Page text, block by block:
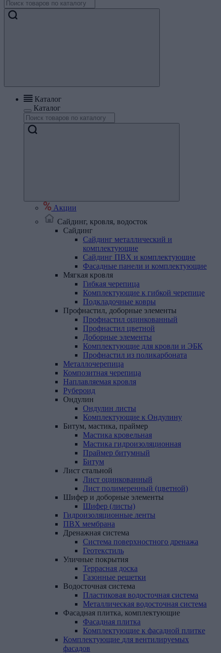
Каталог
Каталог
Акции
Сайдинг, кровля, водосток
Сайдинг
Сайдинг металлический и
комплектующие
Сайдинг ПВХ и комплектующие
Фасадные панели и комплектующие
Мягкая кровля
Гибкая черепица
Комплектующие к гибкой черепице
Подкладочные ковры
Профнастил, доборные элементы
Профнастил оцинкованный
Профнастил цветной
Доборные элементы
Комплектующие для кровли и ЭБК
Профнастил из поликарбоната
Металлочерепица
Композитная черепица
Наплавляемая кровля
Рубероид
Ондулин
Ондулин листы
Комплектующие к Ондулину
Битум, мастика, праймер
Мастика кровельная
Мастика гидроизоляционная
Праймер битумный
Битум
Лист стальной
Лист оцинкованный
Лист полимеренный (цветной)
Шифер и доборные элементы
Шифер (листы)
Гидроизоляционные ленты
ПВХ мембрана
Дренажная система
Система поверхностного дренажа
Геотекстиль
Уличные покрытия
Террасная доска
Газонные решетки
Водосточная система
Пластиковая водосточная система
Металлическая водосточная система
Фасадная плитка, комплектующие
Фасадная плитка
Комплектующие к фасадной плитке
Комплектующие для вентилируемых
фасадов